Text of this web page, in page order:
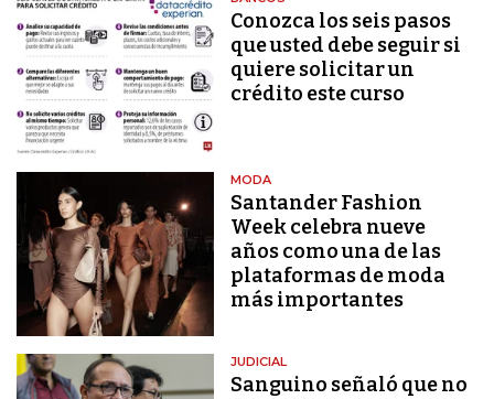
Conozca los seis pasos
que usted debe seguir si
quiere solicitar un
crédito este curso
MODA
Santander Fashion
Week celebra nueve
años como una de las
plataformas de moda
más importantes
JUDICIAL
Sanguino señaló que no